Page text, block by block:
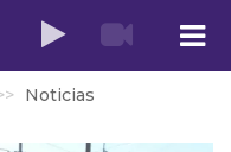
Noticias